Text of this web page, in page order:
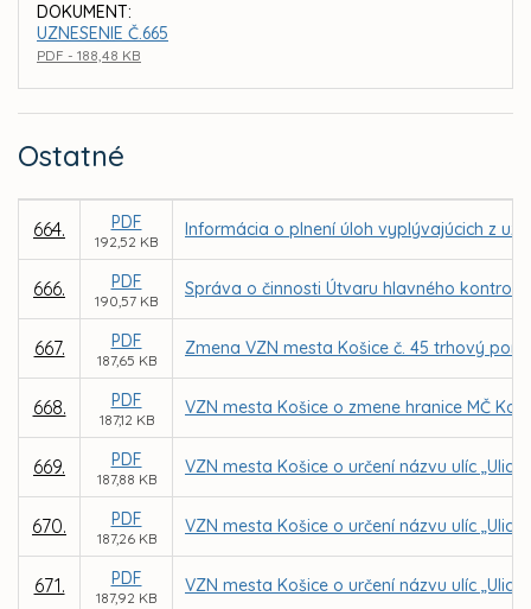
DOKUMENT:
UZNESENIE Č.665
PDF - 188,48 KB
Ostatné
664. PDF
192,52 KB
Informácia o plnení úloh vyplývajúcich z
666. PDF
190,57 KB
Správa o činnosti Útvaru hlavného
667. PDF
187,65 KB
Zmena VZN mesta Košice č. 45 trhový
668. PDF
187,12 KB
VZN mesta Košice o zmene hranice MČ
669. PDF
187,88 KB
VZN mesta Košice o určení názvu ulíc
670. PDF
187,26 KB
VZN mesta Košice o určení názvu ulíc
671. PDF
187,92 KB
VZN mesta Košice o určení názvu ulíc